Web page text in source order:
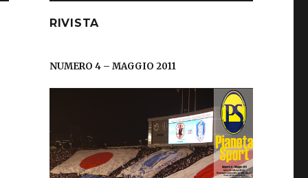
RIVISTA
NUMERO 4 – MAGGIO 2011